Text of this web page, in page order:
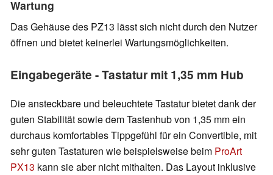
Wartung
Das Gehäuse des PZ13 lässt sich nicht durch den Nutzer
öffnen und bietet keinerlei Wartungsmöglichkeiten.
Eingabegeräte - Tastatur mit 1,35 mm Hub
Die ansteckbare und beleuchtete Tastatur bietet dank der
guten Stabilität sowie dem Tastenhub von 1,35 mm ein
durchaus komfortables Tippgefühl für ein Convertible, mit
sehr guten Tastaturen wie beispielsweise beim ProArt
PX13 kann sie aber nicht mithalten. Das Layout inklusive